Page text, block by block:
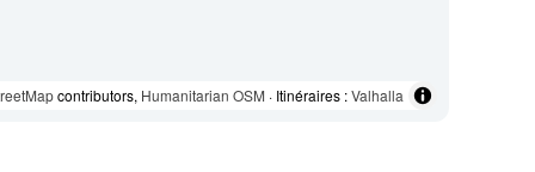
contributors, Humanitarian OSM · Itinéraires :Valhalla